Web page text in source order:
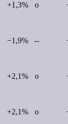
+1,3% o
−1,9% --
+2,1% o
+2,1% o